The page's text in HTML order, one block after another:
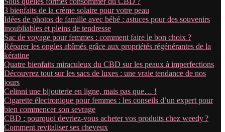
3 bienfaits de la crème solaire pour votre peau
Idées de photos de famille avec bébé : astuces pour des souvenirs
inoubliables et pleins de tendresse
Sac de voyage pour femmes : comment faire le bon choix ?
Réparer les ongles abîmés grâce aux propriétés régénérantes de la
kératine
Quatre bienfaits miraculeux du CBD sur les peaux à imperfections
Découvrez tout sur les sacs de luxes : une vraie tendance de nos
jours
Celinni une bijouterie en ligne, mais pas que… !
Cigarette électronique pour femmes : les conseils d’un expert pour
bien commencer son sevrage
CBD : pourquoi devriez-vous acheter vos produits chez weedy ?
Comment revitaliser ses cheveux